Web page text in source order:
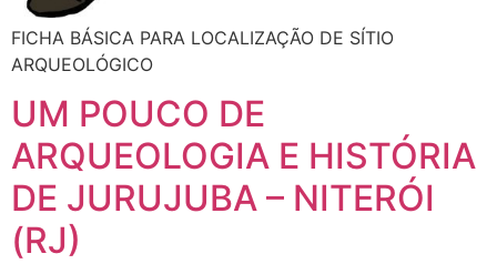
FICHA BÁSICA PARA LOCALIZAÇÃO DE SÍTIO
ARQUEOLÓGICO
UM POUCO DE
ARQUEOLOGIA E HISTÓRIA
DE JURUJUBA – NITERÓI
(RJ)